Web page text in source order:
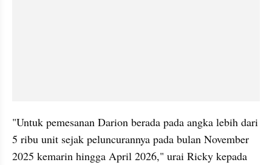
"Untuk pemesanan Darion berada pada angka lebih dari
5 ribu unit sejak peluncurannya pada bulan November
2025 kemarin hingga April 2026," urai Ricky kepada